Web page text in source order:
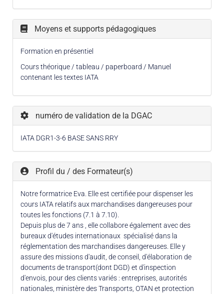
Moyens et supports pédagogiques
Formation en présentiel
Cours théorique / tableau / paperboard / Manuel
contenant les textes IATA
numéro de validation de la DGAC
IATA DGR1-3-6 BASE SANS RRY
Profil du / des Formateur(s)
Notre formatrice Eva. Elle est certifiée pour dispenser les
cours IATA relatifs aux marchandises dangereuses pour
toutes les fonctions (7.1 à 7.10).
Depuis plus de 7 ans , elle collabore également avec des
bureaux d'études internationaux spécialisé dans la
réglementation des marchandises dangereuses. Elle y
assure des missions d'audit, de conseil, d'élaboration de
documents de transport(dont DGD) et d'inspection
d'envois, pour des clients variés : entreprises, autorités
nationales, ministère des Transports, OTAN et protection